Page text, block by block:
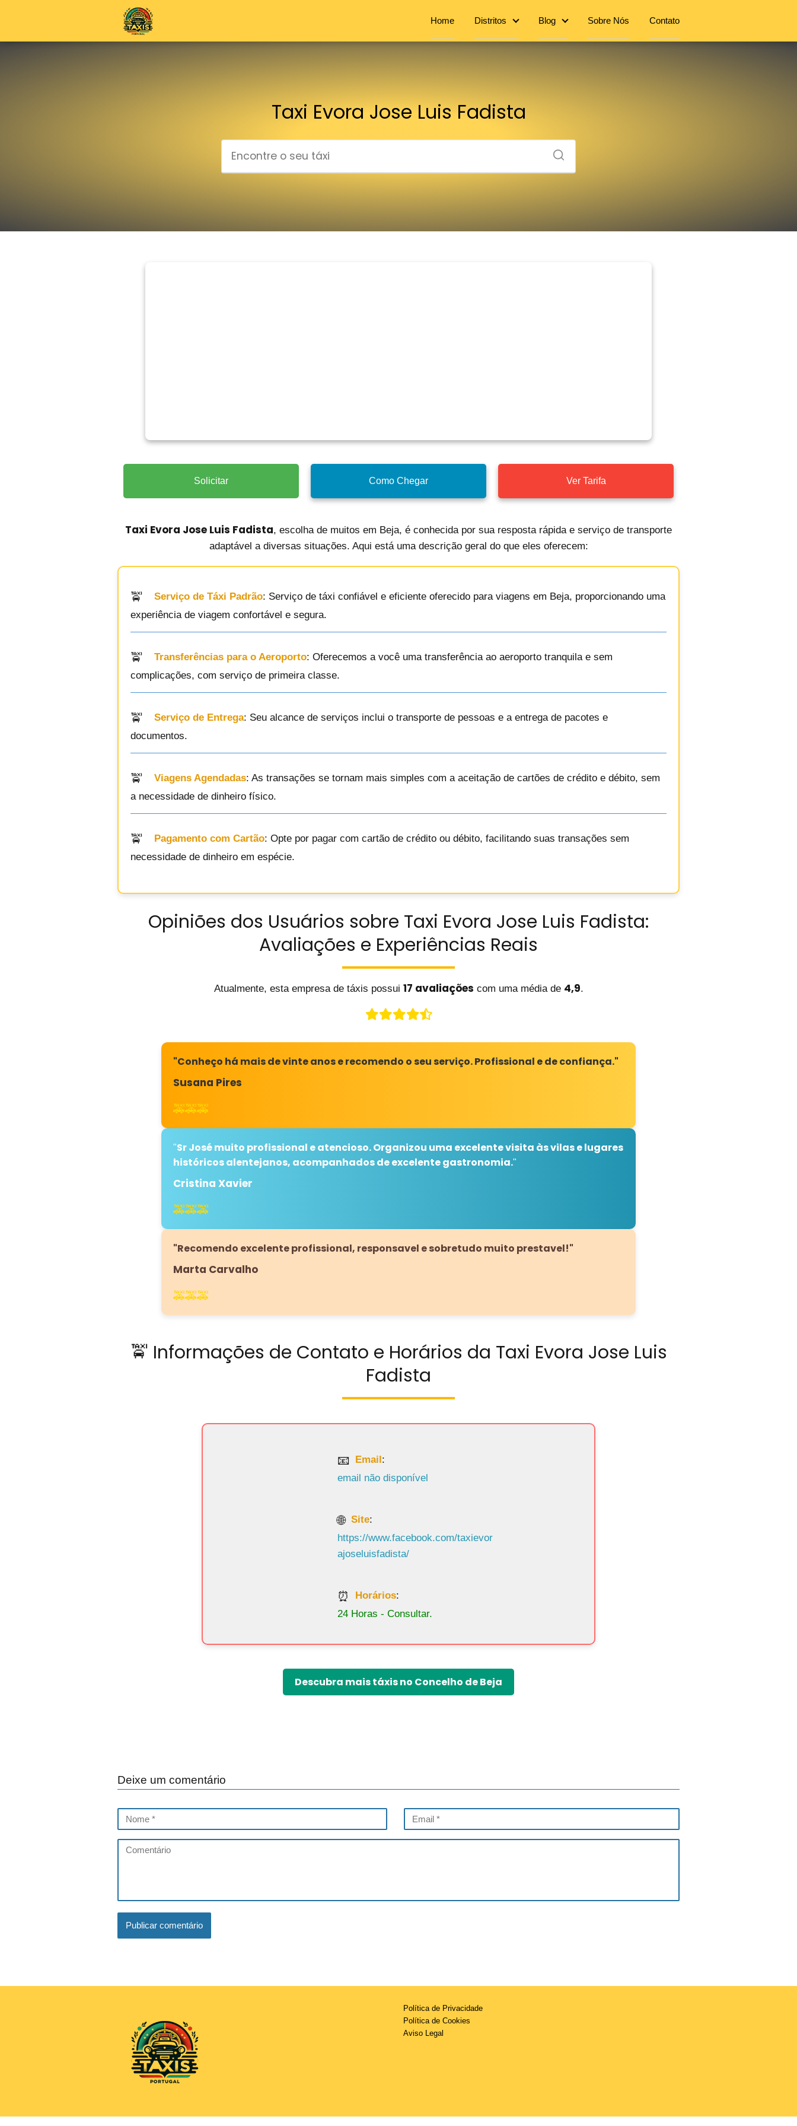
Home Distritos Blog Sobre Nós Contato
Taxi Evora Jose Luis Fadista
Solicitar Como Chegar Ver Tarifa
Taxi Evora Jose Luis Fadista, escolha de muitos em Beja, é conhecida por sua resposta rápida e serviço de transporte
adaptável a diversas situações. Aqui está uma descrição geral do que eles oferecem:
Serviço de Táxi Padrão: Serviço de táxi confiável e eficiente oferecido para viagens em Beja, proporcionando uma
experiência de viagem confortável e segura.
Transferências para o Aeroporto: Oferecemos a você uma transferência ao aeroporto tranquila e sem
complicações, com serviço de primeira classe.
Serviço de Entrega: Seu alcance de serviços inclui o transporte de pessoas e a entrega de pacotes e
documentos.
Viagens Agendadas: As transações se tornam mais simples com a aceitação de cartões de crédito e débito, sem
a necessidade de dinheiro físico.
Pagamento com Cartão: Opte por pagar com cartão de crédito ou débito, facilitando suas transações sem
necessidade de dinheiro em espécie.
Opiniões dos Usuários sobre Taxi Evora Jose Luis Fadista:
Avaliações e Experiências Reais
Atualmente, esta empresa de táxis possui 17 avaliações com uma média de 4,9.
"Conheço há mais de vinte anos e recomendo o seu serviço. Profissional e de confiança."
Susana Pires
🚕🚕🚕
"Sr José muito profissional e atencioso. Organizou uma excelente visita às vilas e lugares
históricos alentejanos, acompanhados de excelente gastronomia."
Cristina Xavier
🚕🚕🚕
"Recomendo excelente profissional, responsavel e sobretudo muito prestavel!"
Marta Carvalho
🚕🚕🚕
🚖 Informações de Contato e Horários da Taxi Evora Jose Luis
Fadista
Email :
email não disponível
Site:
https://www.facebook.com/taxievor
ajoseluisfadista/
Horários:
24 Horas - Consultar.
Descubra mais táxis no Concelho de Beja